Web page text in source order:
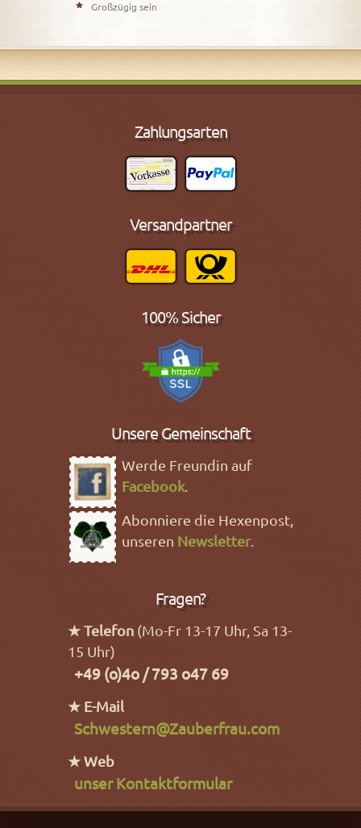
Großzügig sein
Zahlungsarten
Versandpartner
100% Sicher
Unsere Gemeinschaft
Werde Freundin auf
Facebook.
Abonniere die Hexenpost,
unseren Newsletter.
Fragen?
★ Telefon (Mo-Fr 13-17 Uhr, Sa 13-
15 Uhr)
+49 (o)4o / 793 o47 69
★ E-Mail
Schwestern@Zauberfrau.com
★ Web
unser Kontaktformular